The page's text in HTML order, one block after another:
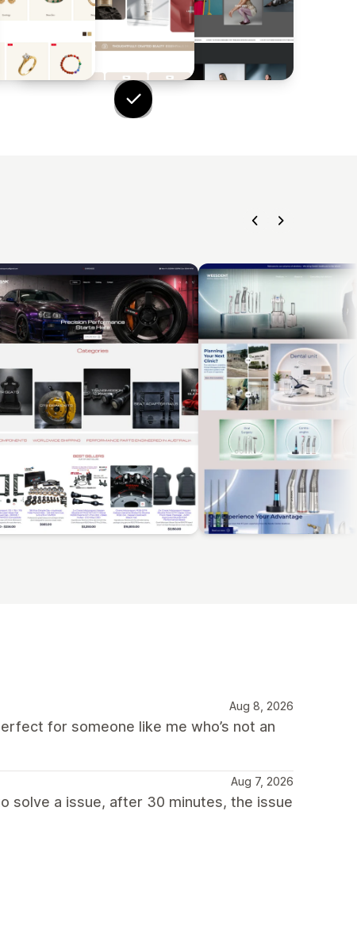
Aug 8, 2026
for someone like me who’s not an
Aug 7, 2026
solve a issue, after 30 minutes, the issue